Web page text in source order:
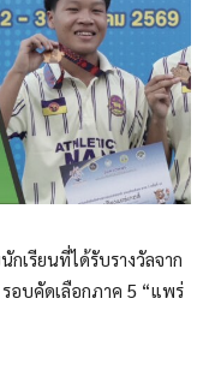
เรียนที่ได้รับรางวัลจาก
อบคัดเลือกภาค 5 “แพร่